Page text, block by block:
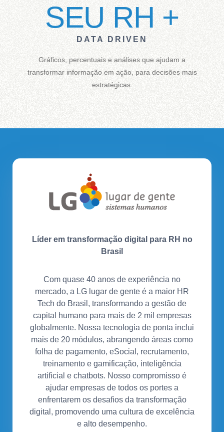
SEU RH +
DATA DRIVEN
Gráficos, percentuais e análises que ajudam a
transformar informação em ação, para decisões mais
estratégicas.
Líder em transformação digital para RH no
Brasil
Com quase 40 anos de experiência no
mercado, a LG lugar de gente é a maior HR
Tech do Brasil, transformando a gestão de
capital humano para mais de 2 mil empresas
globalmente. Nossa tecnologia de ponta inclui
mais de 20 módulos, abrangendo áreas como
folha de pagamento, eSocial, recrutamento,
treinamento e gamificação, inteligência
artificial e chatbots. Nosso compromisso é
ajudar empresas de todos os portes a
enfrentarem os desafios da transformação
digital, promovendo uma cultura de excelência
e alto desempenho.